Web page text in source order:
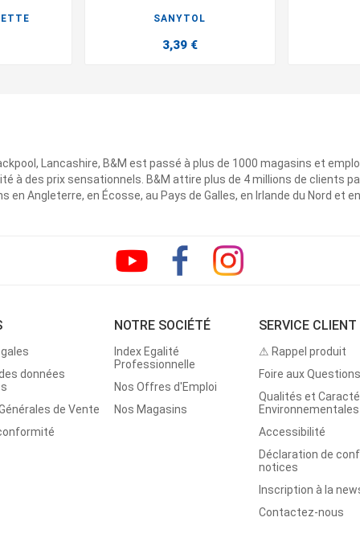
SANYTOL
3,39 €
Lancashire, B&M est passé à plus de 1000 magasins et
à des prix sensationnels. B&M attire plus de 4 millions de clients
en Angleterre, en Écosse, au Pays de Galles, en Irlande du Nord et
données
de Vente
NOTRE SOCIÉTÉ
Index Egalité
Professionnelle
Nos Offres d'Emploi
Nos Magasins
SERVICE CLIENT
⚠ Rappel produit
Foire aux
Qualités et
Environnementales
Accessibilité
Déclaration de
notices
Inscription à la
Contactez-nous